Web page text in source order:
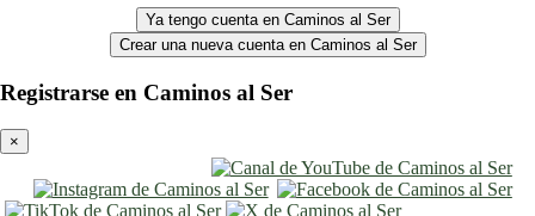
Ya tengo cuenta en Caminos al Ser
Crear una nueva cuenta en Caminos al Ser
Registrarse en Caminos al Ser
×